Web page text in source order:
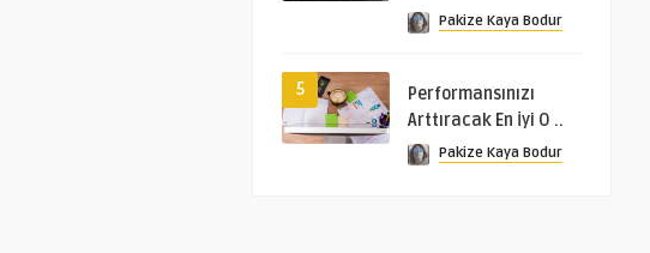
Pakize Kaya Bodur
5
Performansınızı
Arttıracak En İyi O ..
Pakize Kaya Bodur